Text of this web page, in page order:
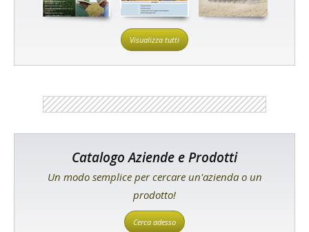
Visualizza tutti
Catalogo Aziende e Prodotti
Un modo semplice per cercare un'azienda o un
prodotto!
Cerca adesso